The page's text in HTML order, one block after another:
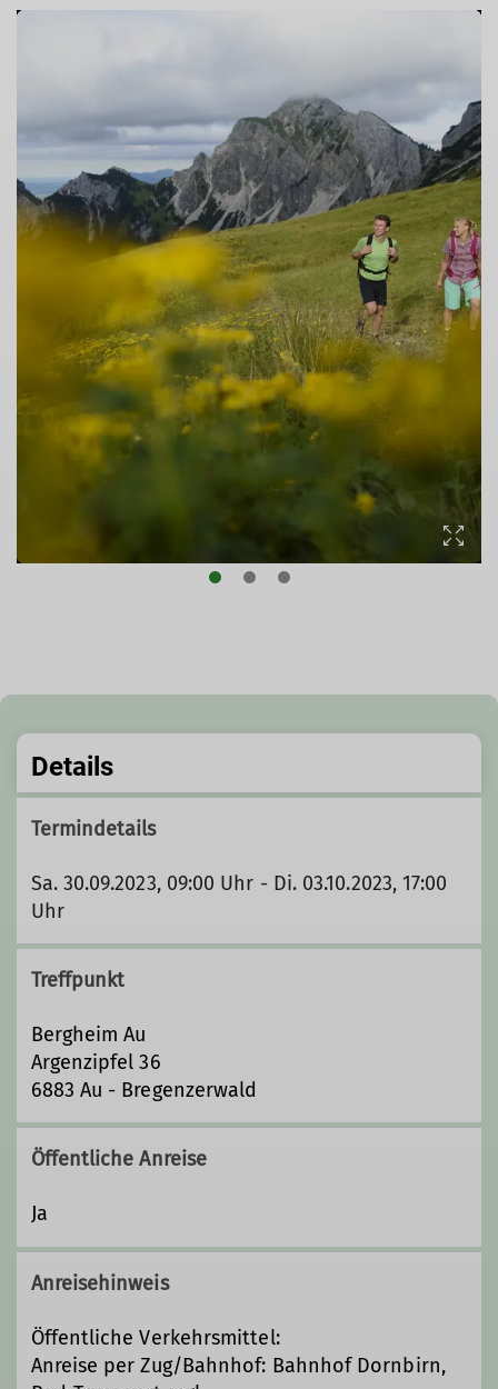
Details
Termindetails
Sa. 30.09.2023, 09:00 Uhr - Di. 03.10.2023, 17:00
Uhr
Treffpunkt
Bergheim Au
Argenzipfel 36
6883 Au - Bregenzerwald
Öffentliche Anreise
Ja
Anreisehinweis
Öffentliche Verkehrsmittel:
Anreise per Zug/Bahnhof: Bahnhof Dornbirn,